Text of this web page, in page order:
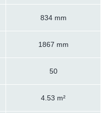
834 mm
1867 mm
50
4.53 m²